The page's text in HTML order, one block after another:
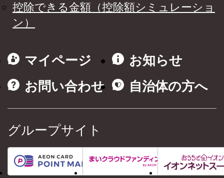
控除できる金額（控除額シミュレーショ
ン）
マイページ
お知らせ
お問い合わせ
自治体の方へ
グループサイト